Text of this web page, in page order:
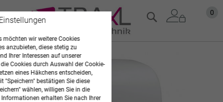
Zum
Inhalt
0
Suche
Zum
Ende
der
Bildgalerie
springen
möchten wir weitere Cookies
anzubieten, diese stetig zu
Ihrer Interessen auf unserer
Cookies durch Auswahl der Cookie-
eines Häkchens entscheiden,
"Speichern" bestätigen Sie diese
wählen, willigen Sie in die
erhalten Sie nach Ihrer